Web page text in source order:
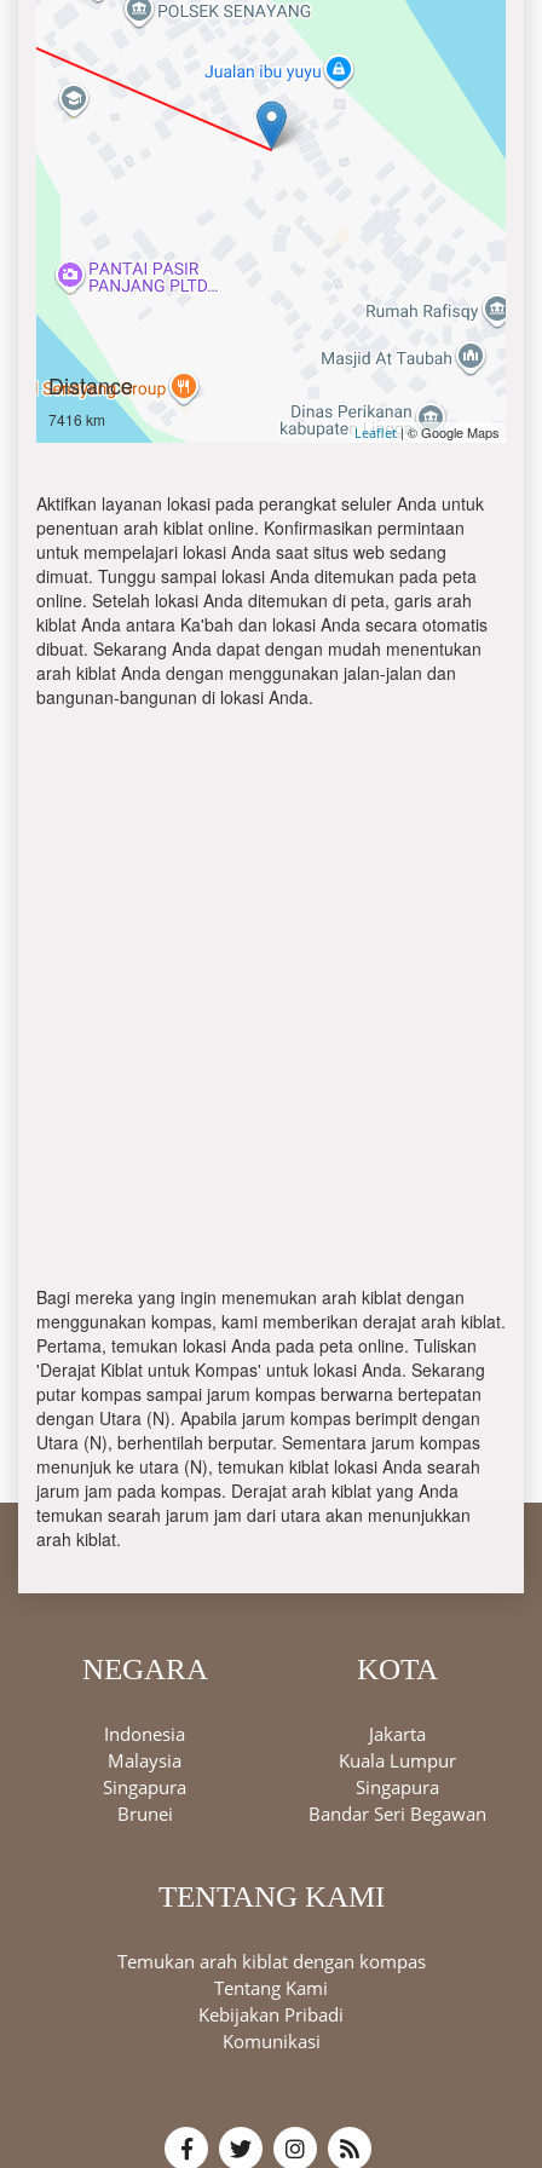
Distance
7416 km
Leaflet| © Google Maps
Aktifkan layanan lokasi pada perangkat seluler Anda untuk
penentuan arah kiblat online. Konfirmasikan permintaan
untuk mempelajari lokasi Anda saat situs web sedang
dimuat. Tunggu sampai lokasi Anda ditemukan pada peta
online. Setelah lokasi Anda ditemukan di peta, garis arah
kiblat Anda antara Ka'bah dan lokasi Anda secara otomatis
dibuat. Sekarang Anda dapat dengan mudah menentukan
arah kiblat Anda dengan menggunakan jalan-jalan dan
bangunan-bangunan di lokasi Anda.
Bagi mereka yang ingin menemukan arah kiblat dengan
menggunakan kompas, kami memberikan derajat arah kiblat.
Pertama, temukan lokasi Anda pada peta online. Tuliskan
'Derajat Kiblat untuk Kompas' untuk lokasi Anda. Sekarang
putar kompas sampai jarum kompas berwarna bertepatan
dengan Utara (N). Apabila jarum kompas berimpit dengan
Utara (N), berhentilah berputar. Sementara jarum kompas
menunjuk ke utara (N), temukan kiblat lokasi Anda searah
jarum jam pada kompas. Derajat arah kiblat yang Anda
temukan searah jarum jam dari utara akan menunjukkan
arah kiblat.
NEGARA
Indonesia
Malaysia
Singapura
Brunei
KOTA
Jakarta
Kuala Lumpur
Singapura
Bandar Seri Begawan
TENTANG KAMI
Temukan arah kiblat dengan kompas
Tentang Kami
Kebijakan Pribadi
Komunikasi